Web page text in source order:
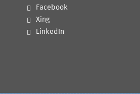
Facebook
Xing
LinkedIn